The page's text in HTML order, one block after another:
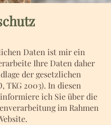
Daten ist mir ein
Ihre Daten daher
der gesetzlichen
TKG 2003). In diesen
ich Sie über die
im Rahmen